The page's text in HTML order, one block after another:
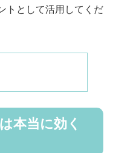
トとして活用してくだ
本当に効く